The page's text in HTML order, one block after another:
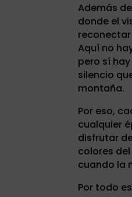
Además
donde el
Aquí no
pero sí
silencio
montaña.
Por eso,
cualquier
disfrutar
colores
cuando la
Por todo